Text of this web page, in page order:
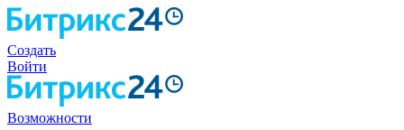
Создать
Войти
Возможности